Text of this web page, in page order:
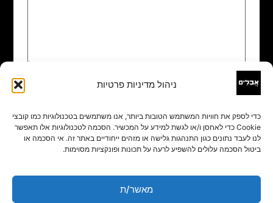
ניהול מדיניות פרטיות
כדי לספק את חוויות המשתמש הטובות ביותר, אנו משתמשים בטכנולוגיות כמו קובצי
Cookie כדי לאחסן ו/או לגשת למידע על המכשיר. הסכמה לטכנולוגיות אלו תאפשר
לנו לעבד נתונים כגון התנהגות גלישה או מזהים ייחודיים באתר זה. אי הסכמה או
ביטול הסכמה עלולים להשפיע לרעה על תכונות ופונקציות מסוימות.
מאשר/ת
שם
אימייל*